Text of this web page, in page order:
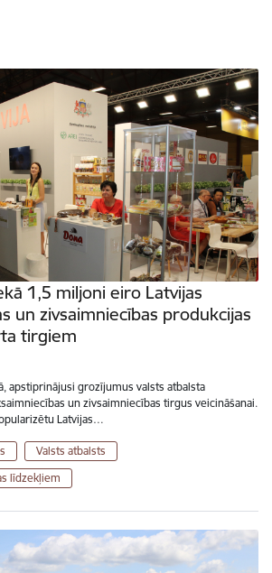
1,5 miljoni eiro Latvijas
un zivsaimniecības produkcijas
tirgiem
apstiprinājusi grozījumus valsts atbalsta
un zivsaimniecības tirgus veicināšanai.
Latvijas…
Valsts atbalsts
līdzekļiem